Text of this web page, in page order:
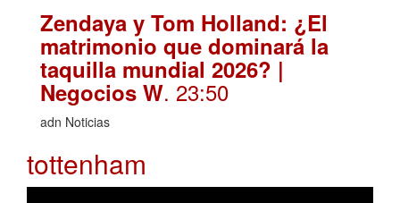
Zendaya y Tom Holland: ¿El
matrimonio que dominará la
taquilla mundial 2026? |
Negocios W. 23:50
adn Noticias
tottenham